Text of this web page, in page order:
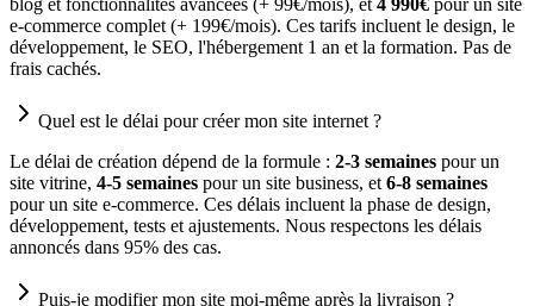
blog et fonctionnalités avancées (+ 99€/mois), et 4 990€ pour un site
e-commerce complet (+ 199€/mois). Ces tarifs incluent le design, le
développement, le SEO, l'hébergement 1 an et la formation. Pas de
frais cachés.
Quel est le délai pour créer mon site internet ?
Le délai de création dépend de la formule : 2-3 semaines pour un
site vitrine, 4-5 semaines pour un site business, et 6-8 semaines
pour un site e-commerce. Ces délais incluent la phase de design,
développement, tests et ajustements. Nous respectons les délais
annoncés dans 95% des cas.
Puis-je modifier mon site moi-même après la livraison ?